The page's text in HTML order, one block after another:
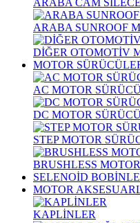
ARABA CAM
ARABA SUNROOF
DİĞER OTOMOTİV
MOTOR
AC MOTOR
DC MOTOR
STEP MOTOR
BRUSHLESS
SELENOİD
MOTOR
KAPLİNLER